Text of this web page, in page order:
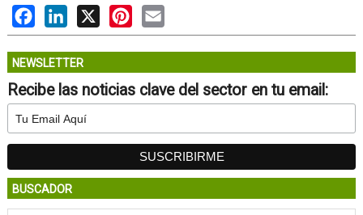
FacebookLinkedIn
X PinterestEmail
NEWSLETTER
Recibe las noticias clave del sector en tu email:
BUSCADOR